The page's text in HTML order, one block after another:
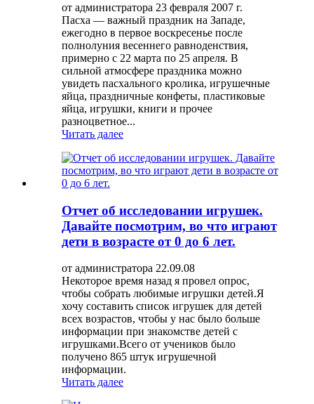
от администратора 23 февраля 2007 г.
Пасха — важный праздник на Западе,
ежегодно в первое воскресенье после
полнолуния весеннего равноденствия,
примерно с 22 марта по 25 апреля. В
сильной атмосфере праздника можно
увидеть пасхального кролика, игрушечные
яйца, праздничные конфеты, пластиковые
яйца, игрушки, книги и прочее
разноцветное...
Читать далее
Отчет об исследовании игрушек.
Давайте посмотрим, во что играют
дети в возрасте от 0 до 6 лет.
от администратора 22.09.08
Некоторое время назад я провел опрос,
чтобы собрать любимые игрушки детей.Я
хочу составить список игрушек для детей
всех возрастов, чтобы у нас было больше
информации при знакомстве детей с
игрушками.Всего от учеников было
получено 865 штук игрушечной
информации.
Читать далее